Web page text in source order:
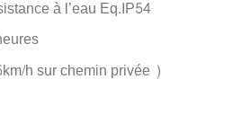
à l’eau Eq.IP54
h sur chemin privée )